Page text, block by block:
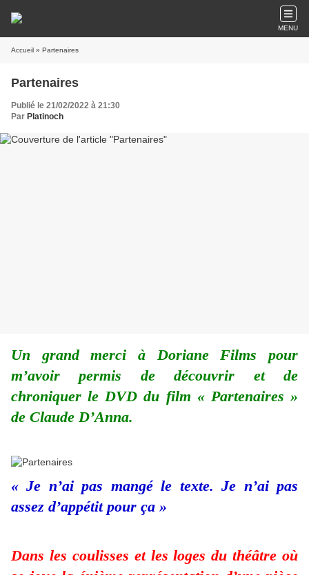
MENU
Accueil » Partenaires
Partenaires
Publié le 21/02/2022 à 21:30
Par Platinoch
Un grand merci à Doriane Films pour
m’avoir permis de découvrir et de
chroniquer le DVD du film « Partenaires »
de Claude D’Anna.
« Je n’ai pas mangé le texte. Je n’ai pas
assez d’appétit pour ça »
Dans les coulisses et les loges du théâtre où